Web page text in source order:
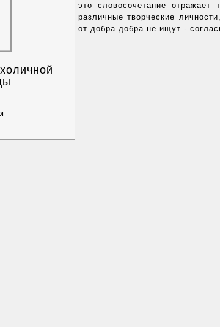
это словосочетание
различные творческие
от добра добра не ищут -